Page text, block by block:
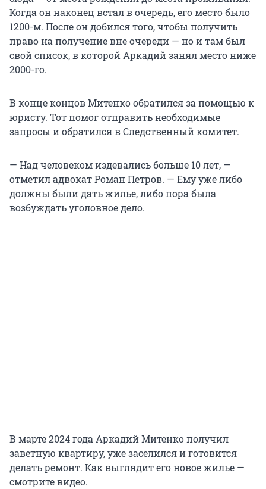
Когда он наконец встал в очередь, его место было
1200-м. После он добился того, чтобы получить
право на получение вне очереди — но и там был
свой список, в которой Аркадий занял место ниже
2000-го.
В конце концов Митенко обратился за помощью к
юристу. Тот помог отправить необходимые
запросы и обратился в Следственный комитет.
— Над человеком издевались больше 10 лет, —
отметил адвокат Роман Петров. — Ему уже либо
должны были дать жилье, либо пора была
возбуждать уголовное дело.
В марте 2024 года Аркадий Митенко получил
заветную квартиру, уже заселился и готовится
делать ремонт. Как выглядит его новое жилье —
смотрите видео.